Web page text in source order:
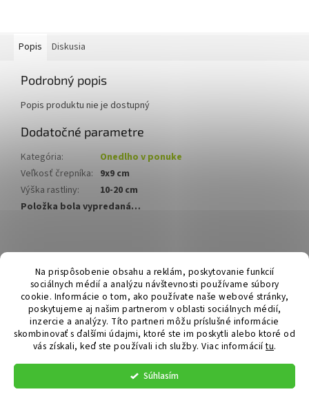
Na prispôsobenie obsahu a reklám, poskytovanie funkcií
sociálnych médií a analýzu návštevnosti používame súbory
cookie. Informácie o tom, ako používate naše webové stránky,
poskytujeme aj našim partnerom v oblasti sociálnych médií,
inzercie a analýzy. Títo partneri môžu príslušné informácie
skombinovať s ďalšími údajmi, ktoré ste im poskytli alebo ktoré od
vás získali, keď ste používali ich služby. Viac informáciítu.
Súhlasím
Popis Diskusia
Podrobný popis
Popis produktu nie je dostupný
Dodatočné parametre
Kategória:
Onedlho v ponuke
Veľkosť črepníka: 9x9 cm
Výška rastliny:
10-20 cm
Položka bola vypredaná…
á
Hurmikaki.com
Vytvoril Shoptet